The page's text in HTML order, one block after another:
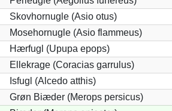
Skovhornugle (Asio otus)
Mosehornugle (Asio flammeus)
Hærfugl (Upupa epops)
Ellekrage (Coracias garrulus)
Isfugl (Alcedo atthis)
Grøn Biæder (Merops persicus)